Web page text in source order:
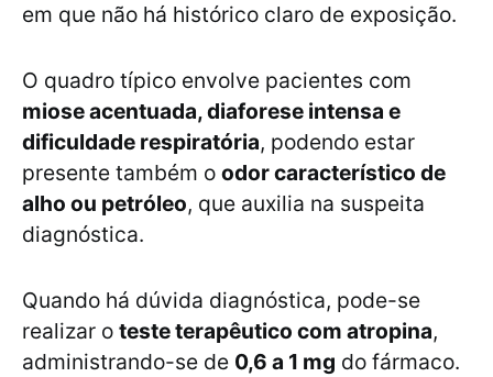
em que não há histórico claro de exposição.
O quadro típico envolve pacientes com
miose acentuada, diaforese intensa e
dificuldade respiratória, podendo estar
presente também o odor característico de
alho ou petróleo, que auxilia na suspeita
diagnóstica.
Quando há dúvida diagnóstica, pode-se
realizar o teste terapêutico com atropina,
administrando-se de 0,6 a 1 mg do fármaco.